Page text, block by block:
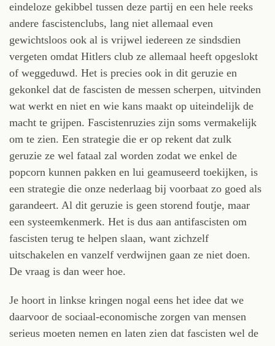
eindeloze gekibbel tussen deze partij en een hele reeks
andere fascistenclubs, lang niet allemaal even
gewichtsloos ook al is vrijwel iedereen ze sindsdien
vergeten omdat Hitlers club ze allemaal heeft opgeslokt
of weggeduwd. Het is precies ook in dit geruzie en
gekonkel dat de fascisten de messen scherpen, uitvinden
wat werkt en niet en wie kans maakt op uiteindelijk de
macht te grijpen. Fascistenruzies zijn soms vermakelijk
om te zien. Een strategie die er op rekent dat zulk
geruzie ze wel fataal zal worden zodat we enkel de
popcorn kunnen pakken en lui geamuseerd toekijken, is
een strategie die onze nederlaag bij voorbaat zo goed als
garandeert. Al dit geruzie is geen storend foutje, maar
een systeemkenmerk. Het is dus aan antifascisten om
fascisten terug te helpen slaan, want zichzelf
uitschakelen en vanzelf verdwijnen gaan ze niet doen.
De vraag is dan weer hoe.
Je hoort in linkse kringen nogal eens het idee dat we
daarvoor de sociaal-economische zorgen van mensen
serieus moeten nemen en laten zien dat fascisten wel de